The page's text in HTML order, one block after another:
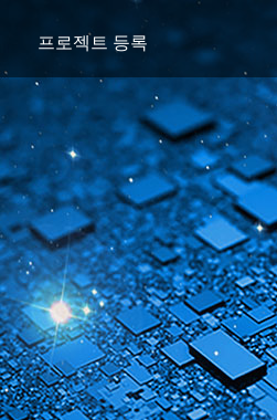
프로젝트 등록